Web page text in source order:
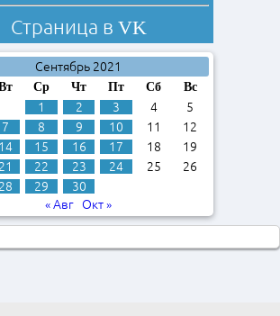
Страница в VK
Сентябрь 2021
Ср Чт Пт Сб Вс
1 2 3 4
5
7 8 9 10 11
12
14 15 16 17 18
19
21 22 23 24 25
26
28 29
30
« Авг
Окт »